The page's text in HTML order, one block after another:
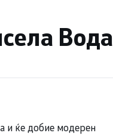
Вода
и ќе добие модерен